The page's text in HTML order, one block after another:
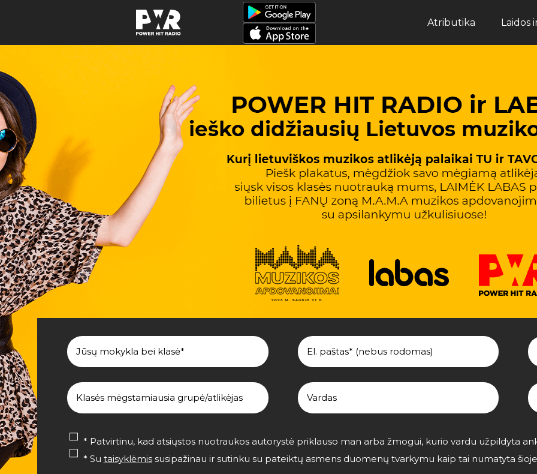
Atributika Laidos
Atributika
Laidos ir Archyvas
Muzika
Žaidimai
* Patvirtinu, kad atsiųstos nuotraukos autorystė priklauso man arba žmogui, kurio vardu užpildyta
* Su taisyklėmissusipažinau ir sutinku su pateiktų asmens duomenų tvarkymu kaip tai numatyta